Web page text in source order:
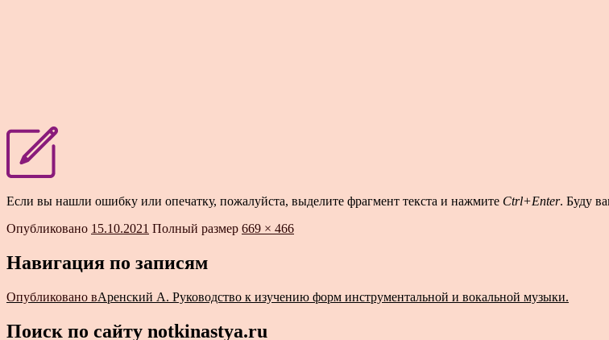
Если вы нашли ошибку или опечатку, пожалуйста, выделите фрагмент текста и нажмите Ctrl+Enter. Буду
Опубликовано 15.10.2021 Полный размер 669 × 466
Навигация по записям
Опубликовано вАренский А. Руководство к изучению форм инструментальной и вокальной музыки.
Поиск по сайту notkinastya.ru